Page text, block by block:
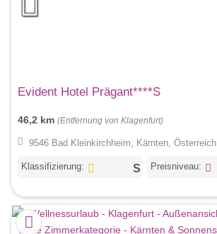
Evident Hotel Prägant****S
46,2 km (Entfernung von Klagenfurt)
9546 Bad Kleinkirchheim, Kärnten, Österreich
Klassifizierung: Preisniveau: